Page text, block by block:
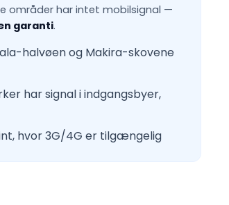
områder har intet mobilsignal —
garanti.
halvøen og Makira-skovene
har signal i indgangsbyer,
hvor 3G/4G er tilgængelig